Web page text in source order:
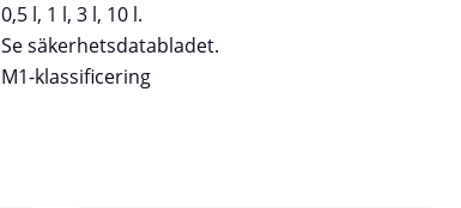
0,5 l, 1 l, 3 l, 10 l.
Se säkerhetsdatabladet.
M1-klassificering